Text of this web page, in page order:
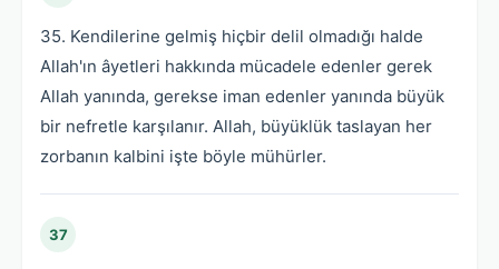
35. Kendilerine gelmiş hiçbir delil olmadığı halde
Allah'ın âyetleri hakkında mücadele edenler gerek
Allah yanında, gerekse iman edenler yanında büyük
bir nefretle karşılanır. Allah, büyüklük taslayan her
zorbanın kalbini işte böyle mühürler.
37